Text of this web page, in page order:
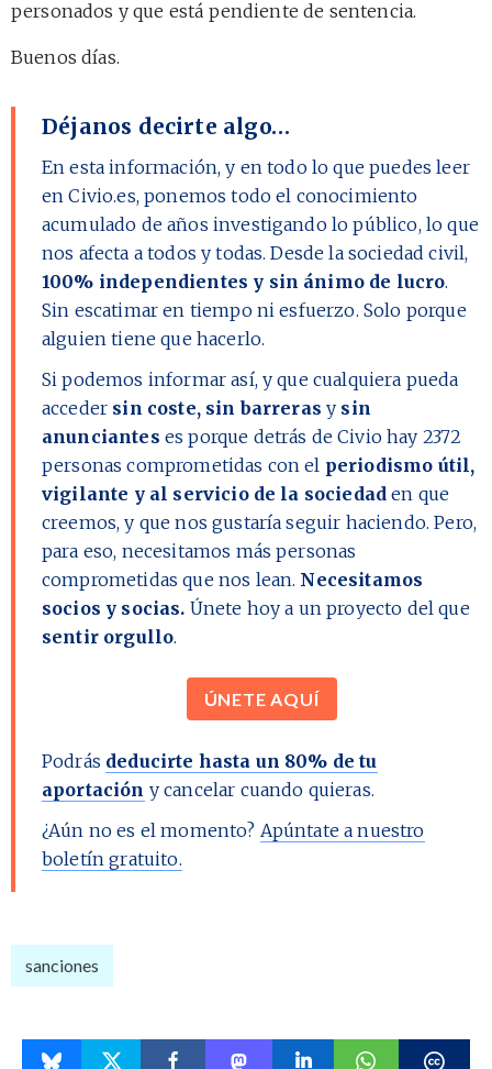
personados y que está pendiente de sentencia.
Buenos días.
Déjanos decirte algo…
En esta información, y en todo lo que puedes leer
en Civio.es, ponemos todo el conocimiento
acumulado de años investigando lo público, lo que
nos afecta a todos y todas. Desde la sociedad civil,
100% independientes y sin ánimo de lucro.
Sin escatimar en tiempo ni esfuerzo. Solo porque
alguien tiene que hacerlo.
Si podemos informar así, y que cualquiera pueda
acceder sin coste, sin barreras y sin
anunciantes es porque detrás de Civio hay 2372
personas comprometidas con el periodismo útil,
vigilante y al servicio de la sociedad en que
creemos, y que nos gustaría seguir haciendo. Pero,
para eso, necesitamos más personas
comprometidas que nos lean. Necesitamos
socios y socias. Únete hoy a un proyecto del que
sentir orgullo.
ÚNETE AQUÍ
Podrás deducirte hasta un 80% de tu
aportación y cancelar cuando quieras.
¿Aún no es el momento? Apúntate a nuestro
boletín gratuito.
sanciones